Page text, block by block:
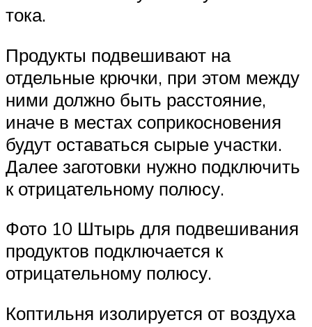
тока.
Продукты подвешивают на
отдельные крючки, при этом между
ними должно быть расстояние,
иначе в местах соприкосновения
будут оставаться сырые участки.
Далее заготовки нужно подключить
к отрицательному полюсу.
Фото 10 Штырь для подвешивания
продуктов подключается к
отрицательному полюсу.
Коптильня изолируется от воздуха